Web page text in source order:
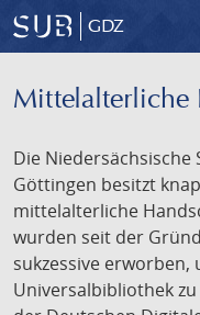
GDZ
Mittelalterliche
Die
Göttingen besitzt
mittelalterliche
wurden seit der
sukzessive
Universalbibliothek